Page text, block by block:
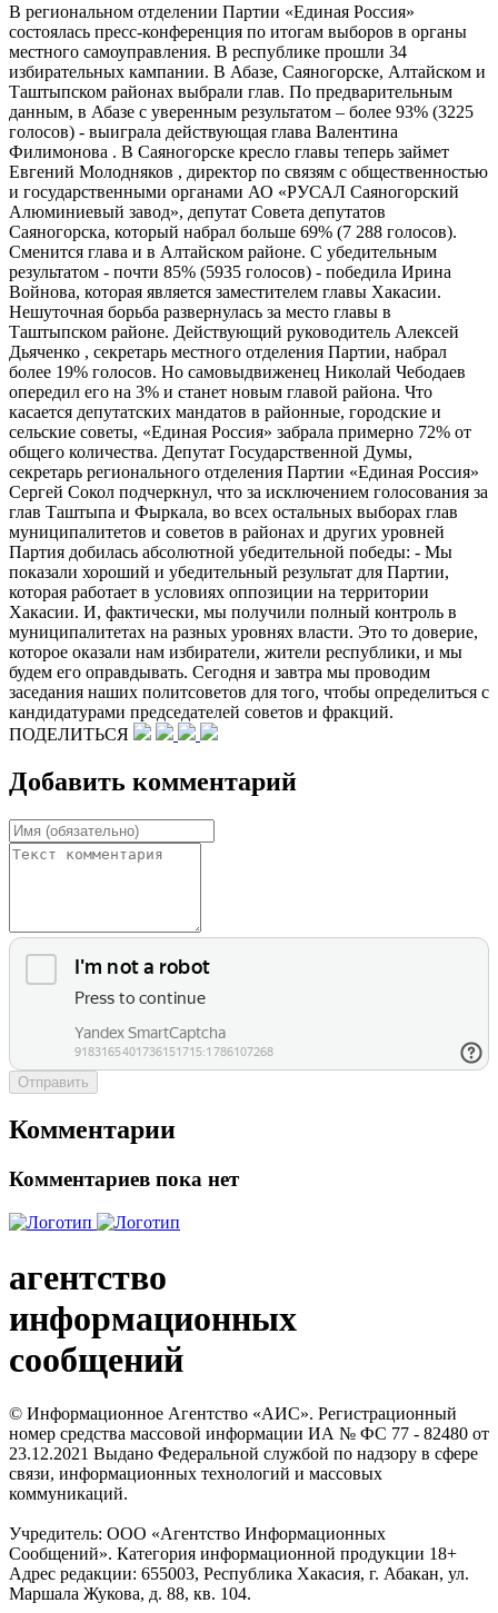
В региональном отделении Партии «Единая Россия»
состоялась пресс-конференция по итогам выборов в органы
местного самоуправления. В республике прошли 34
избирательных кампании. В Абазе, Саяногорске, Алтайском и
Таштыпском районах выбрали глав. По предварительным
данным, в Абазе с уверенным результатом – более 93% (3225
голосов) - выиграла действующая глава Валентина
Филимонова . В Саяногорске кресло главы теперь займет
Евгений Молодняков , директор по связям с общественностью
и государственными органами АО «РУСАЛ Саяногорский
Алюминиевый завод», депутат Совета депутатов
Саяногорска, который набрал больше 69% (7 288 голосов).
Сменится глава и в Алтайском районе. С убедительным
результатом - почти 85% (5935 голосов) - победила Ирина
Войнова, которая является заместителем главы Хакасии.
Нешуточная борьба развернулась за место главы в
Таштыпском районе. Действующий руководитель Алексей
Дьяченко , секретарь местного отделения Партии, набрал
более 19% голосов. Но самовыдвиженец Николай Чебодаев
опередил его на 3% и станет новым главой района. Что
касается депутатских мандатов в районные, городские и
сельские советы, «Единая Россия» забрала примерно 72% от
общего количества. Депутат Государственной Думы,
секретарь регионального отделения Партии «Единая Россия»
Сергей Сокол подчеркнул, что за исключением голосования за
глав Таштыпа и Фыркала, во всех остальных выборах глав
муниципалитетов и советов в районах и других уровней
Партия добилась абсолютной убедительной победы: - Мы
показали хороший и убедительный результат для Партии,
которая работает в условиях оппозиции на территории
Хакасии. И, фактически, мы получили полный контроль в
муниципалитетах на разных уровнях власти. Это то доверие,
которое оказали нам избиратели, жители республики, и мы
будем его оправдывать. Сегодня и завтра мы проводим
заседания наших политсоветов для того, чтобы определиться с
кандидатурами председателей советов и фракций.
ПОДЕЛИТЬСЯ
Добавить комментарий
Отправить
Комментарии
Комментариев пока нет
агентство
информационных
сообщений
© Информационное Агентство «АИС». Регистрационный
номер средства массовой информации ИА № ФС 77 - 82480 от
23.12.2021 Выдано Федеральной службой по надзору в сфере
связи, информационных технологий и массовых
коммуникаций.
Учредитель: ООО «Агентство Информационных
Сообщений». Категория информационной продукции 18+
Адрес редакции: 655003, Республика Хакасия, г. Абакан, ул.
Маршала Жукова, д. 88, кв. 104.